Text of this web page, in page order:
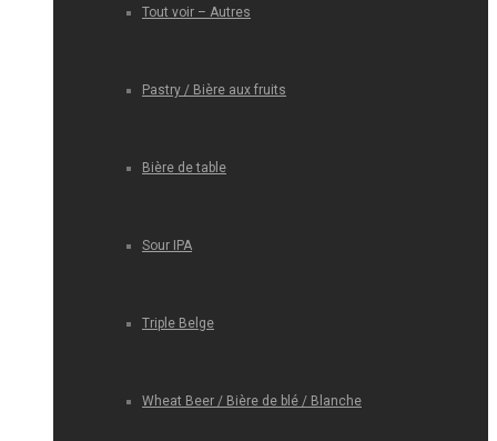
Tout voir – Autres
Pastry / Bière aux fruits
Bière de table
Sour IPA
Triple Belge
Wheat Beer / Bière de blé / Blanche